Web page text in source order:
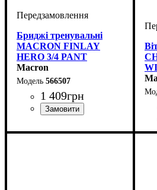
Бриджі тренувальні
MACRON FINLAY
HERO 3/4 PANT
(566507)
Macron
566507
1 409грн